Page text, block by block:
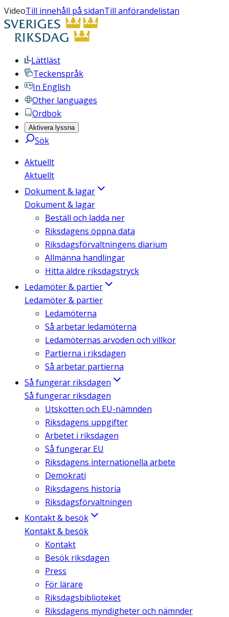
VideoTill innehåll på sidanTill anförandelistan
Lättläst
Teckenspråk
In English
Other languages
Ordbok
Aktivera lyssna
Sök
Aktuellt
Aktuellt
Dokument & lagar
Dokument & lagar
Beställ och ladda ner
Riksdagens öppna data
Riksdagsförvaltningens diarium
Allmänna handlingar
Hitta äldre riksdagstryck
Ledamöter & partier
Ledamöter & partier
Ledamöterna
Så arbetar ledamöterna
Ledamöternas arvoden och villkor
Partierna i riksdagen
Så arbetar partierna
Så fungerar riksdagen
Så fungerar riksdagen
Utskotten och EU-nämnden
Riksdagens uppgifter
Arbetet i riksdagen
Så fungerar EU
Riksdagens internationella arbete
Demokrati
Riksdagens historia
Riksdagsförvaltningen
Kontakt & besök
Kontakt & besök
Kontakt
Besök riksdagen
Press
För lärare
Riksdagsbiblioteket
Riksdagens myndigheter och nämnder